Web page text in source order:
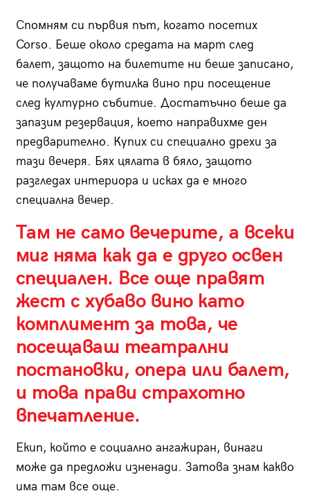
Спомням си първия път, когато посетих
Corso. Беше около средата на март след
балет, защото на билетите ни беше записано,
че получаваме бутилка вино при посещение
след културно събитие. Достатъчно беше да
запазим резервация, което направихме ден
предварително. Купих си специално дрехи за
тази вечеря. Бях цялата в бяло, защото
разгледах интериора и исках да е много
специална вечер.
Там не само вечерите, а всеки
миг няма как да е друго освен
специален. Все още правят
жест с хубаво вино като
комплимент за това, че
посещаваш театрални
постановки, опера или балет,
и това прави страхотно
впечатление.
Екип, който е социално ангажиран, винаги
може да предложи изненади. Затова знам какво
има там все още.